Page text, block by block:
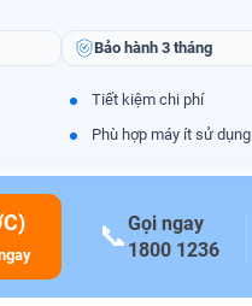
Bảo hành 3 tháng
Tiết kiệm chi phí
Phù hợp máy ít sử dụng
📞Gọi ngay
1800 1236